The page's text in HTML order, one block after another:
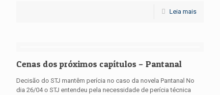
Leia mais
Cenas dos próximos capítulos – Pantanal
Decisão do STJ mantêm perícia no caso da novela Pantanal No
dia 26/04 o STJ entendeu pela necessidade de perícia técnica